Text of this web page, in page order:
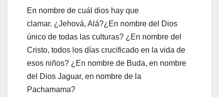
En nombre de cuál dios hay que
clamar. ¿Jehová, Alá?¿En nombre del Dios
único de todas las culturas? ¿En nombre del
Cristo, todos los días crucificado en la vida de
esos niños? ¿En nombre de Buda, en nombre
del Dios Jaguar, en nombre de la
Pachamama?